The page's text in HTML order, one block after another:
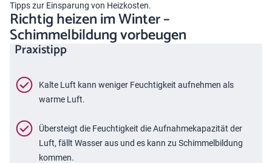
Tipps zur Einsparung von Heizkosten.
Richtig heizen im Winter –
Schimmelbildung vorbeugen
Praxistipp
Kalte Luft kann weniger Feuchtigkeit aufnehmen als
warme Luft.
Übersteigt die Feuchtigkeit die Aufnahmekapazität der
Luft, fällt Wasser aus und es kann zu Schimmelbildung
kommen.